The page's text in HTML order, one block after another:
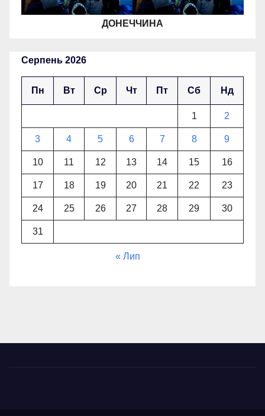
ДОНЕЧЧИНА
Серпень 2026
Пн Вт Ср Чт Пт Сб Нд
1 2
3 4 5 6 7 8 9
10 11 12 13 14 15 16
17 18 19 20 21 22 23
24 25 26 27 28 29 30
31
« Лип